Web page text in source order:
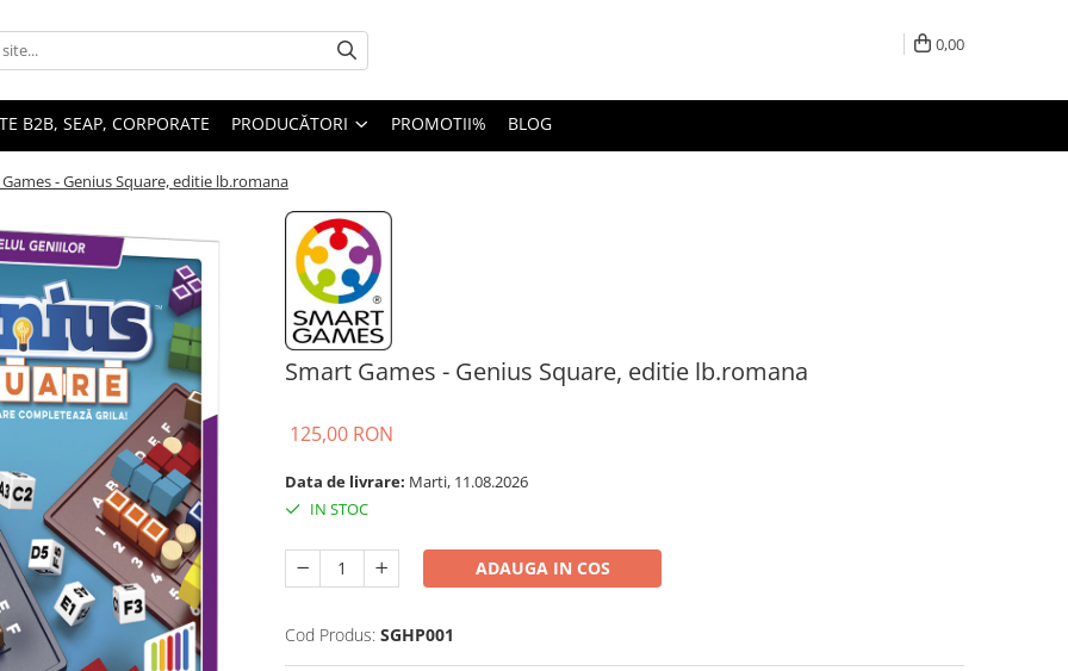
0,00
B2B, SEAP, CORPORATE PRODUCĂTORI PROMOTII% BLOG
- Genius Square, editie lb.romana
Smart Games - Genius Square, editie lb.romana
125,00 RON
Data de livrare: Marti, 11.08.2026
IN STOC
ADAUGA IN COS
Cod Produs: SGHP001